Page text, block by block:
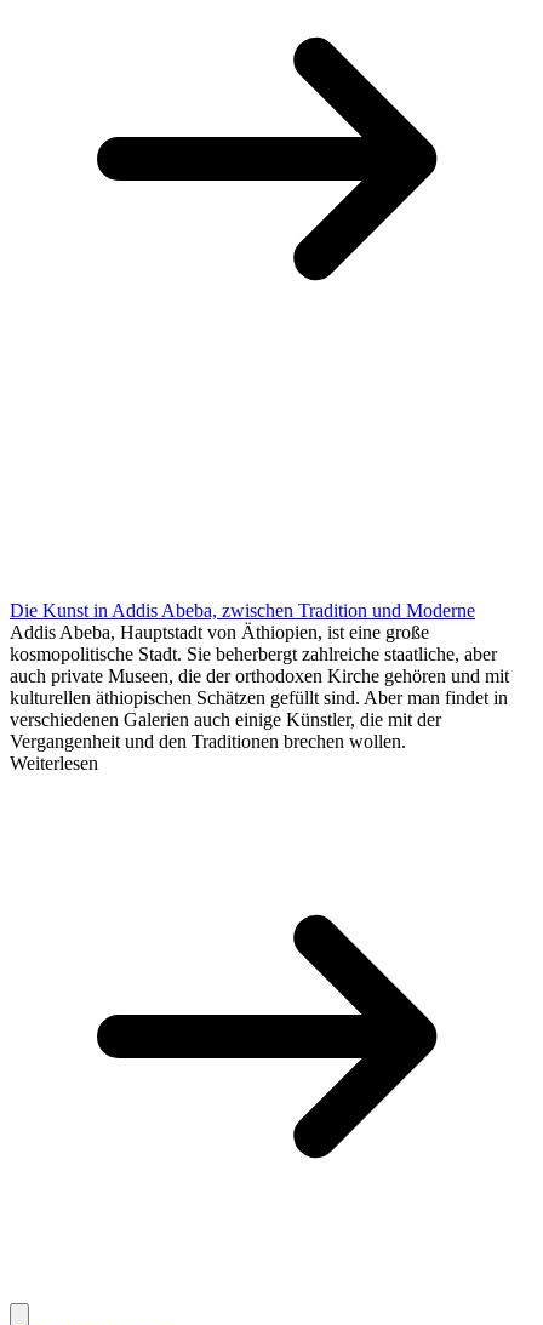
Die Kunst in Addis Abeba, zwischen Tradition und Moderne
Addis Abeba, Hauptstadt von Äthiopien, ist eine große
kosmopolitische Stadt. Sie beherbergt zahlreiche staatliche, aber
auch private Museen, die der orthodoxen Kirche gehören und mit
kulturellen äthiopischen Schätzen gefüllt sind. Aber man findet in
verschiedenen Galerien auch einige Künstler, die mit der
Vergangenheit und den Traditionen brechen wollen.
Weiterlesen